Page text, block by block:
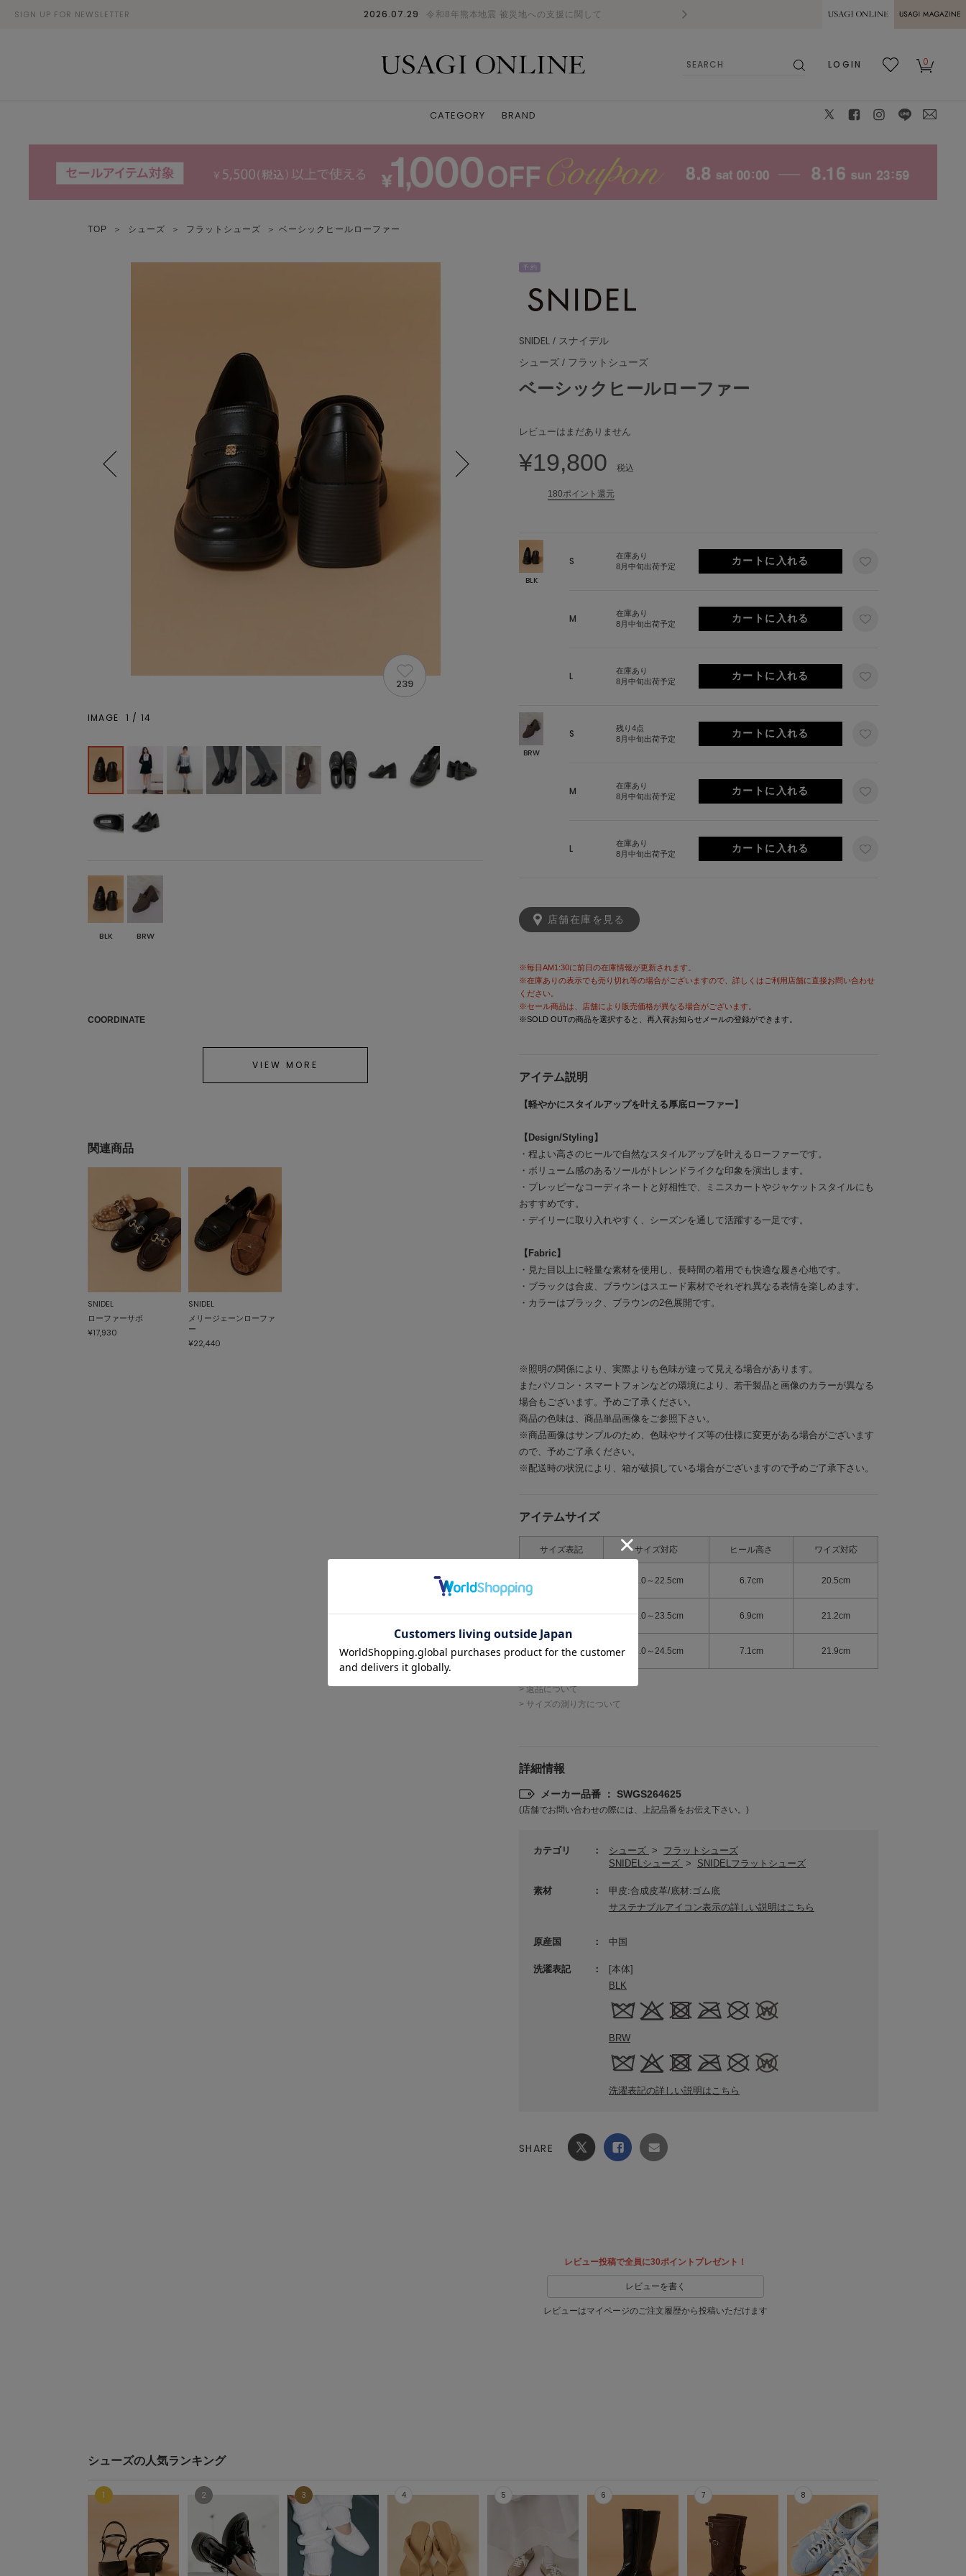
SIGN UP FOR NEWSLETTER 2026.07.29 令和8年熊本地震 被災地への支援に関して 熊本県熊本地方を震源とする地震の影響に
MAGAZINE
LOGIN
0
CATEGORY BRAND
TOP ＞ シューズ ＞ フラットシューズ ＞ ベーシックヒールローファー
予 約
SNIDEL / スナイデル
シューズ / フラットシューズ
ベーシックヒールローファー
レビューはまだありません
¥19,800 税込
180ポイント還元
BLK
S
在庫あり
8月中旬出荷予定
M
在庫あり
8月中旬出荷予定
L
在庫あり
8月中旬出荷予定
BRW
S
残り4点
8月中旬出荷予定
M
在庫あり
8月中旬出荷予定
L
在庫あり
8月中旬出荷予定
店舗在庫を見る
※毎日AM1:30に前日の在庫情報が更新されます。
※在庫ありの表示でも売り切れ等の場合がございますので、詳しくはご利用店舗に直接お問い合わせ
ください。
※セール商品は、店舗により販売価格が異なる場合がございます。
※SOLD OUTの商品を選択すると、再入荷お知らせメールの登録ができます。
アイテム説明
【軽やかにスタイルアップを叶える厚底ローファー】
【Design/Styling】
・程よい高さのヒールで自然なスタイルアップを叶えるローファーです。
・ボリューム感のあるソールがトレンドライクな印象を演出します。
・プレッピーなコーディネートと好相性で、ミニスカートやジャケットスタイルにも
おすすめです。
・デイリーに取り入れやすく、シーズンを通して活躍する一足です。
【Fabric】
・見た目以上に軽量な素材を使用し、長時間の着用でも快適な履き心地です。
・ブラックは合皮、ブラウンはスエード素材でそれぞれ異なる表情を楽しめます。
・カラーはブラック、ブラウンの2色展開です。
※照明の関係により、実際よりも色味が違って見える場合があります。
またパソコン・スマートフォンなどの環境により、若干製品と画像のカラーが異なる
場合もございます。予めご了承ください。
商品の色味は、商品単品画像をご参照下さい。
※商品画像はサンプルのため、色味やサイズ等の仕様に変更がある場合がございます
ので、予めご了承ください。
※配送時の状況により、箱が破損している場合がございますので予めご了承下さい。
アイテムサイズ
サイズ表記 サイズ対応 ヒール高さ ワイズ対応
22.0～22.5cm 6.7cm 20.5cm
M 23.0～23.5cm 6.9cm 21.2cm
L 24.0～24.5cm 7.1cm 21.9cm
> 返品について
> サイズの測り方について
詳細情報
メーカー品番 ： SWGS264625
(店舗でお問い合わせの際には、上記品番をお伝え下さい。)
カテゴリ シューズ >
フラットシューズ
SNIDELシューズ > SNIDELフラットシューズ
素材
甲皮:合成皮革/底材:ゴム底
サステナブルアイコン表示の詳しい説明はこちら
原産国 中国
洗濯表記
[本体]
BLK
BRW
洗濯表記の詳しい説明はこちら
SHARE
239
IMAGE 1 / 14
BLK BRW
COORDINATE
VIEW MORE
関連商品
SNIDEL
ローファーサボ
¥17,930
SNIDEL
メリージェーンローファ
ー
¥22,440
レビュー投稿で全員に30ポイントプレゼント！
レビューを書く
レビューはマイページのご注文履歴から投稿いただけます
シューズの人気ランキング